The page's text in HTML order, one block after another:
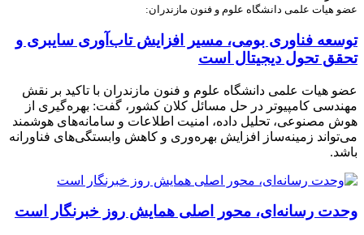
عضو هیات علمی دانشگاه علوم و فنون مازندران:
توسعه فناوری بومی، مسیر افزایش تاب‌آوری سایبری و
تحقق تحول دیجیتال است
عضو هیات علمی دانشگاه علوم و فنون مازندران با تاکید بر نقش
مهندسی کامپیوتر در حل مسائل کلان کشور، گفت: بهره‌گیری از
هوش مصنوعی، تحلیل داده، امنیت اطلاعات و سامانه‌های هوشمند
می‌تواند زمینه‌ساز افزایش بهره‌وری و کاهش وابستگی‌های فناورانه
باشد.
وحدت رسانه‌ای، محور اصلی همایش روز خبرنگار است